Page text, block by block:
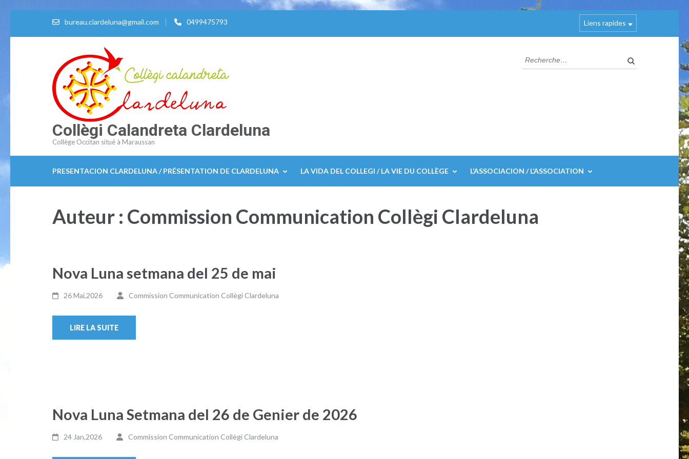
bureau.clardeluna@gmail.com 0499475793 Liens rapides
Collègi Calandreta Clardeluna
Collège Occitan situé à Maraussan
Rechercher :
PRESENTACION CLARDELUNA / PRÉSENTATION DE CLARDELUNA LA VIDA DEL COLLEGI / LA VIE DU COLLÈGE L’ASSOCIACION / L’ASSOCIATION
Auteur : Commission Communication Collègi Clardeluna
Nova Luna setmana del 25 de mai
26 Mai,2026 Commission Communication Collègi Clardeluna
LIRE LA SUITE
Nova Luna Setmana del 26 de Genier de 2026
24 Jan,2026 Commission Communication Collègi Clardeluna